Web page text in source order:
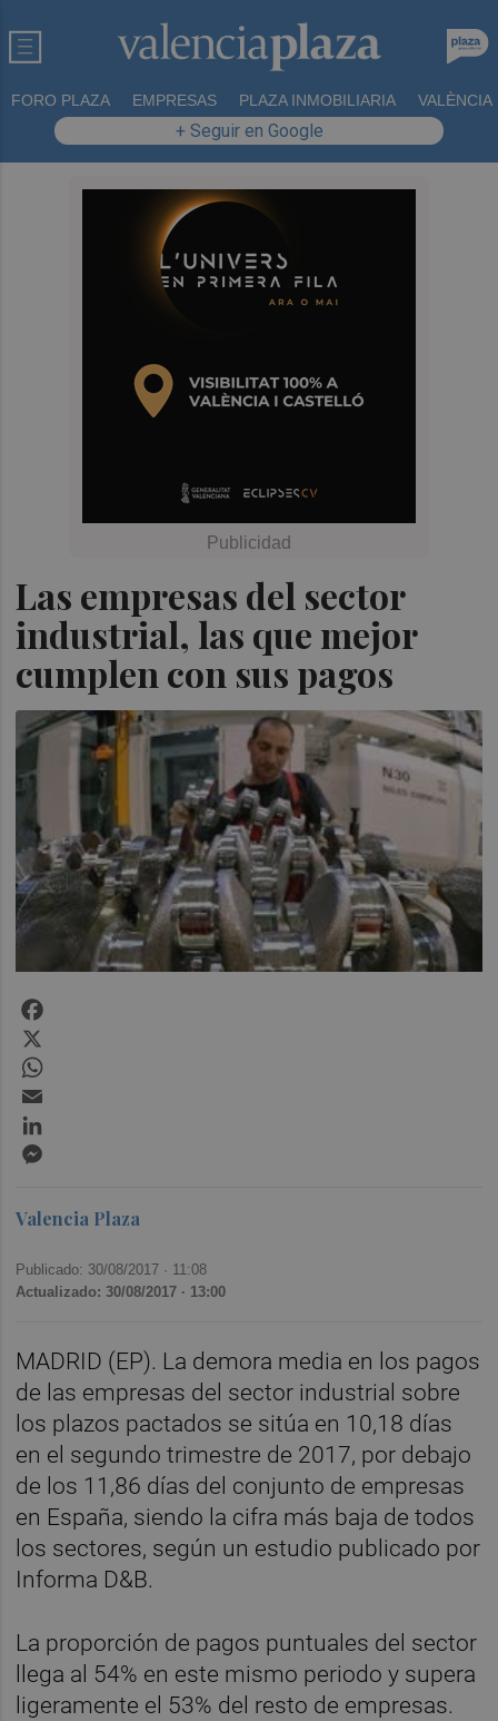
FORO PLAZA EMPRESAS PLAZA INMOBILIARIA VALÈNCIA
+ Seguir en Google
Las empresas del sector
industrial, las que mejor
cumplen con sus pagos
Valencia Plaza
Publicado: 30/08/2017 · 11:08
Actualizado: 30/08/2017 · 13:00
MADRID (EP). La demora media en los pagos
de las empresas del sector industrial sobre
los plazos pactados se sitúa en 10,18 días
en el segundo trimestre de 2017, por debajo
de los 11,86 días del conjunto de empresas
en España, siendo la cifra más baja de todos
los sectores, según un estudio publicado por
Informa D&B.
La proporción de pagos puntuales del sector
llega al 54% en este mismo periodo y supera
ligeramente el 53% del resto de empresas.